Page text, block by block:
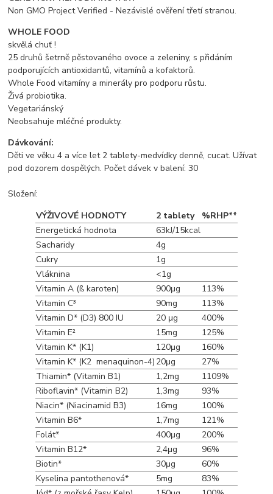
Non GMO Project Verified - Nezávislé ověření třetí stranou.
WHOLE FOOD
skvělá chuť !
25 druhů šetrně pěstovaného ovoce a zeleniny, s přidáním
podporujících antioxidantů, vitamínů a kofaktorů.
Whole Food vitamíny a minerály pro podporu růstu.
Živá probiotika.
Vegetariánský
Neobsahuje mléčné produkty.
Dávkování:
Děti ve věku 4 a více let 2 tablety-medvídky denně, cucat. Užívat
pod dozorem dospělých. Počet dávek v balení: 30
Složení:
VÝŽIVOVÉ HODNOTY
2 tablety
%RHP**
Energetická hodnota
63kJ/15kcal
Sacharidy
4g
Cukry
1g
Vláknina
<1g
Vitamin A (ß karoten)
900μg
113%
Vitamin C³
90mg
113%
Vitamin D* (D3) 800 IU
20 μg
400%
Vitamin E²
15mg
125%
Vitamin K* (K1)
120μg
160%
Vitamin K* (K2 menaquinon-4) 20μg
27%
Thiamin* (Vitamin B1)
1,2mg
1109%
Riboflavin* (Vitamin B2)
1,3mg
93%
Niacin* (Niacinamid B3)
16mg
100%
Vitamin B6*
1,7mg
121%
Folát*
400μg
200%
Vitamin B12*
2,4μg
96%
Biotin*
30μg
60%
Kyselina pantothenová*
5mg
83%